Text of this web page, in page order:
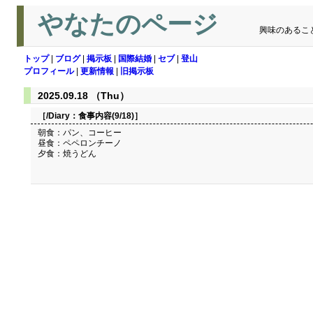
やなたのページ 興味のあるこ
トップ| ブログ| 掲示板 国際結婚 セブ| 登山
プロフィール| 更新情報 旧掲示板
2025.09.18 （Thu）
［/Diary： 食事内容(9/18)］
朝食：パン、コーヒー
昼食：ペペロンチーノ
夕食：焼うどん